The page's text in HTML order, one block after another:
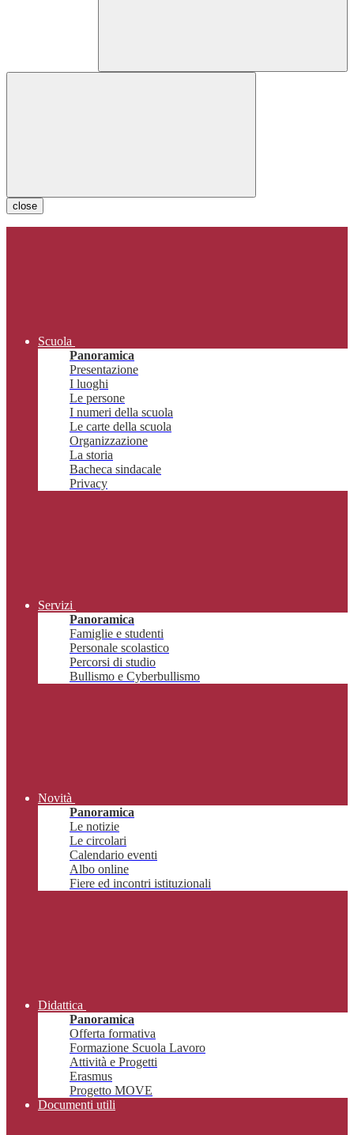
close
Scuola
Panoramica
Presentazione
I luoghi
Le persone
I numeri della scuola
Le carte della scuola
Organizzazione
La storia
Bacheca sindacale
Privacy
Servizi
Panoramica
Famiglie e studenti
Personale scolastico
Percorsi di studio
Bullismo e Cyberbullismo
Novità
Panoramica
Le notizie
Le circolari
Calendario eventi
Albo online
Fiere ed incontri istituzionali
Didattica
Panoramica
Offerta formativa
Formazione Scuola Lavoro
Attività e Progetti
Erasmus
Progetto MOVE
Documenti utili